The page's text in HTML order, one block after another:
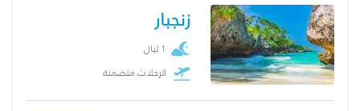
زنجبار
1 ليال
الرحلات متضمنة